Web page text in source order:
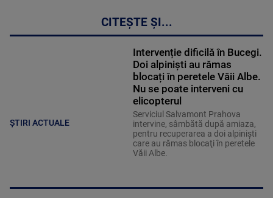
CITEȘTE ȘI...
ȘTIRI ACTUALE
Intervenție dificilă în Bucegi.
Doi alpiniști au rămas
blocați în peretele Văii Albe.
Nu se poate interveni cu
elicopterul
Serviciul Salvamont Prahova
intervine, sâmbătă după amiaza,
pentru recuperarea a doi alpinişti
care au rămas blocaţi în peretele
Văii Albe.